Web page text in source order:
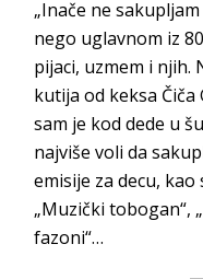
„Inače ne
nego uglavnom iz
pijaci, uzmem i njih.
kutija od keksa Čiča
sam je kod dede u
najviše voli da
emisije za decu, kao
„Muzički tobogan“,
fazoni“…